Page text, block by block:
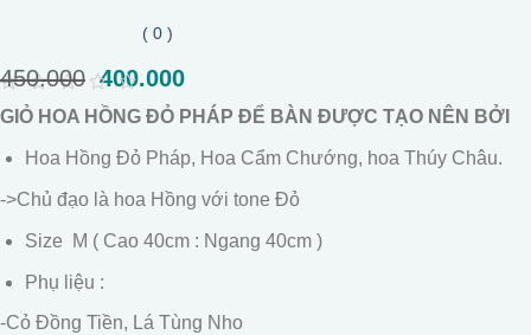
0
out
5
( 0 )
450.000 Giá
gốc
là:
450.000.
400.000
hiện
tại
là:
400.000.
GIỎ HOA HỒNG ĐỎ PHÁP ĐỂ BÀN ĐƯỢC TẠO NÊN BỞI
Hoa Hồng Đỏ Pháp, Hoa Cẩm Chướng, hoa Thúy Châu.
->Chủ đạo là hoa Hồng với tone Đỏ
Size M ( Cao 40cm : Ngang 40cm )
Phụ liệu :
-Cỏ Đồng Tiền, Lá Tùng Nho